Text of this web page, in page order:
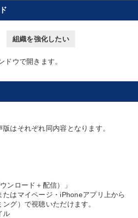
社長の姿勢を学びたい
組織を強化したい
ウで開きます。
はそれぞれ同内容となります。
ンロード＋配信）」
たはマイページ・iPhoneアプリ上から
グ）で視聴いただけます。
ル